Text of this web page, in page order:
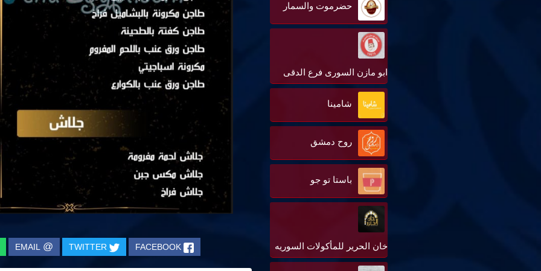
حضرموت والسمار
ابو مازن السورى فرع الدقى
شامينا
روح دمشق
باستا تو جو
خان الحرير للمأكولات السوريه FACEBOOK
TWITTER
@
EMAIL